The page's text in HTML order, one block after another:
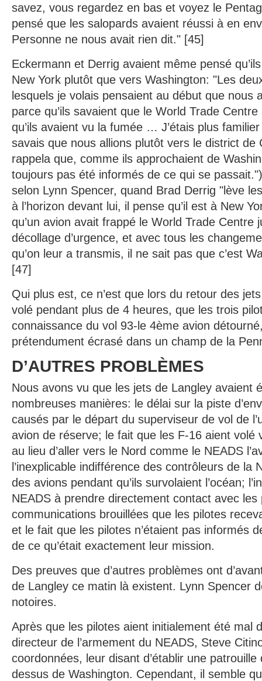
savez, vous regardez en bas et voyez le
pensé que les salopards avaient réussi à en
Personne ne nous avait rien dit." [45]
Eckermann et Derrig avaient même pensé
New York plutôt que vers Washington: "Les
lesquels je volais pensaient au début que nous
parce qu’ils savaient que le World Trade
qu’ils avaient vu la fumée … J’étais plus
savais que nous allions plutôt vers le district de
rappela que, comme ils approchaient de
toujours pas été informés de ce qui se
selon Lynn Spencer, quand Brad Derrig "lève
à l’horizon devant lui, il pense qu’il est à New
qu’un avion avait frappé le World Trade Centre
décollage d’urgence, et avec tous les
qu’on leur a transmis, il ne sait pas que c’est
[47]
Qui plus est, ce n’est que lors du retour des
volé pendant plus de 4 heures, que les trois
connaissance du vol 93-le 4ème avion
prétendument écrasé dans un champ de la
D’AUTRES PROBLÈMES
Nous avons vu que les jets de Langley avaient
nombreuses manières: le délai sur la piste
causés par le départ du superviseur de vol de
avion de réserve; le fait que les F-16 aient volé
au lieu d’aller vers le Nord comme le NEADS
l’inexplicable indifférence des contrôleurs de la
des avions pendant qu’ils survolaient l’océan;
NEADS à prendre directement contact avec les
communications brouillées que les pilotes
et le fait que les pilotes n’étaient pas informés
de ce qu’était exactement leur mission.
Des preuves que d’autres problèmes ont
de Langley ce matin là existent. Lynn Spencer
notoires.
Après que les pilotes aient initialement été mal
directeur de l’armement du NEADS, Steve
coordonnées, leur disant d’établir une
dessus de Washington. Cependant, il semble